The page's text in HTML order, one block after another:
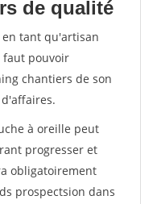
de qualité
tant qu'artisan
faut pouvoir
chantiers de son
à oreille peut
progresser et
obligatoirement
prospectsion dans